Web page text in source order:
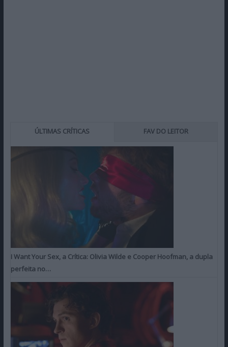
ÚLTIMAS CRÍTICAS FAV DO LEITOR
I Want Your Sex, a Crítica: Olivia Wilde e Cooper Hoofman, a dupla
perfeita no…